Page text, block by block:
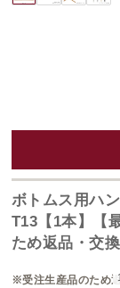
ボトムス用ハ
T13【1本】【
ため返品・交
※受注生産品のため